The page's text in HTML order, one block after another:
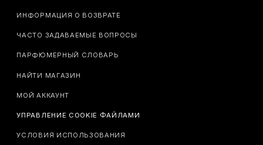
ИНФОРМАЦИЯ О ВОЗВРАТЕ
ЧАСТО ЗАДАВАЕМЫЕ ВОПРОСЫ
ПАРФЮМЕРНЫЙ СЛОВАРЬ
НАЙТИ МАГАЗИН
МОЙ АККАУНТ
УПРАВЛЕНИЕ COOKIE ФАЙЛАМИ
УСЛОВИЯ ИСПОЛЬЗОВАНИЯ